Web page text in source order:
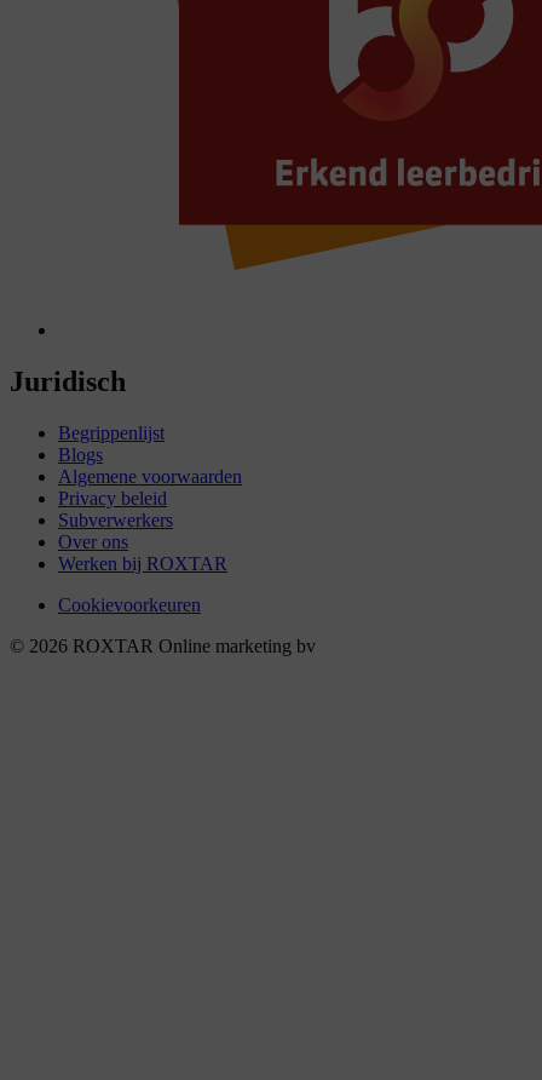
Juridisch
Begrippenlijst
Blogs
Algemene voorwaarden
Privacy beleid
Subverwerkers
Over ons
Werken bij ROXTAR
Cookievoorkeuren
© 2026 ROXTAR Online marketing bv